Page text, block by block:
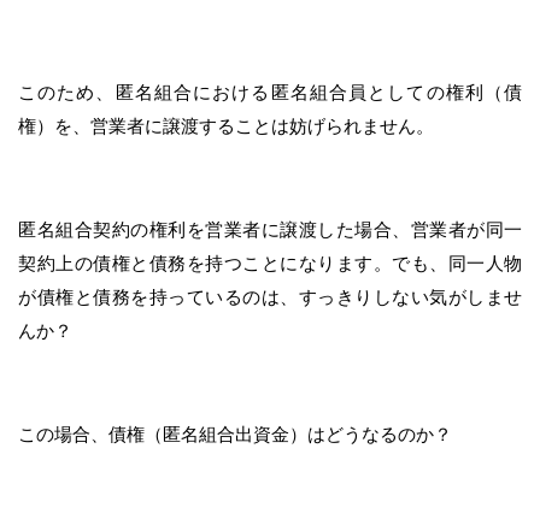
このため、匿名組合における匿名組合員としての権利（債
権）を、営業者に譲渡することは妨げられません。
匿名組合契約の権利を営業者に譲渡した場合、営業者が同一
契約上の債権と債務を持つことになります。でも、同一人物
が債権と債務を持っているのは、すっきりしない気がしませ
んか？
この場合、債権（匿名組合出資金）はどうなるのか？